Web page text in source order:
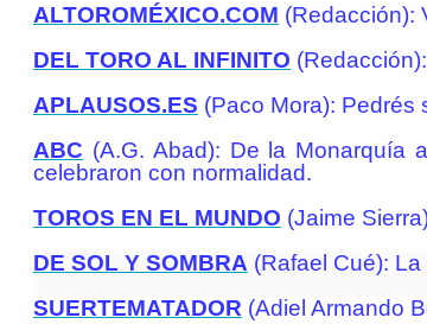
ALTOROMÉXICO.COM (Redacción):
DEL TORO AL INFINITO
APLAUSOS.ES (Paco Mora): Pedrés
ABC (A.G. Abad): De la Monarquía
celebraron con normalidad.
TOROS EN EL MUNDO (Jaime
DE SOL Y SOMBRA (Rafael Cué):
SUERTEMATADOR (Adiel Armando